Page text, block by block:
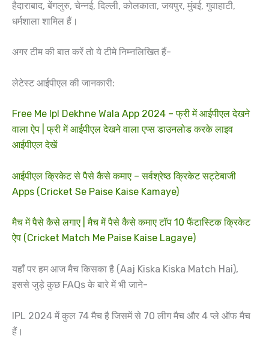
हैदाराबाद, बेंगलुरु, चेन्नई, दिल्ली, कोलकाता, जयपुर, मुंबई, गुवाहाटी,
धर्मशाला शामिल हैं।
अगर टीम की बात करें तो ये टीमे निम्नलिखित हैं-
लेटेस्ट आईपीएल की जानकारी:
Free Me Ipl Dekhne Wala App 2024 – फ्री में आईपीएल देखने
वाला ऐप | फ्री में आईपीएल देखने वाला एप्स डाउनलोड करके लाइव
आईपीएल देखें
आईपीएल क्रिकेट से पैसे कैसे कमाए – सर्वश्रेष्ठ क्रिकेट सट्टेबाजी
Apps (Cricket Se Paise Kaise Kamaye)
मैच में पैसे कैसे लगाए | मैच में पैसे कैसे कमाए टॉप 10 फैंटास्टिक क्रिकेट
ऐप (Cricket Match Me Paise Kaise Lagaye)
यहाँ पर हम आज मैच किसका है (Aaj Kiska Kiska Match Hai),
इससे जुड़े कुछ FAQs के बारे में भी जाने-
IPL 2024 में कुल 74 मैच है जिसमें से 70 लीग मैच और 4 प्ले ऑफ मैच
हैं।